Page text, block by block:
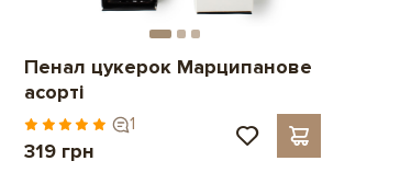
Пенал цукерок Марципанове
асорті
1
319 грн